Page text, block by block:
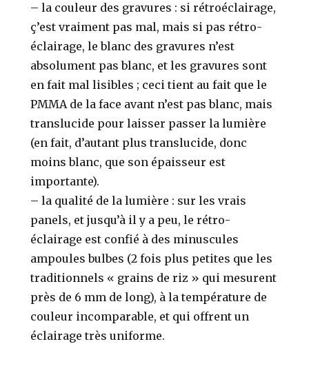
– la couleur des gravures : si rétroéclairage,
ç’est vraiment pas mal, mais si pas rétro-
éclairage, le blanc des gravures n’est
absolument pas blanc, et les gravures sont
en fait mal lisibles ; ceci tient au fait que le
PMMA de la face avant n’est pas blanc, mais
translucide pour laisser passer la lumière
(en fait, d’autant plus translucide, donc
moins blanc, que son épaisseur est
importante).
– la qualité de la lumière : sur les vrais
panels, et jusqu’à il y a peu, le rétro-
éclairage est confié à des minuscules
ampoules bulbes (2 fois plus petites que les
traditionnels « grains de riz » qui mesurent
près de 6 mm de long), à la température de
couleur incomparable, et qui offrent un
éclairage très uniforme.